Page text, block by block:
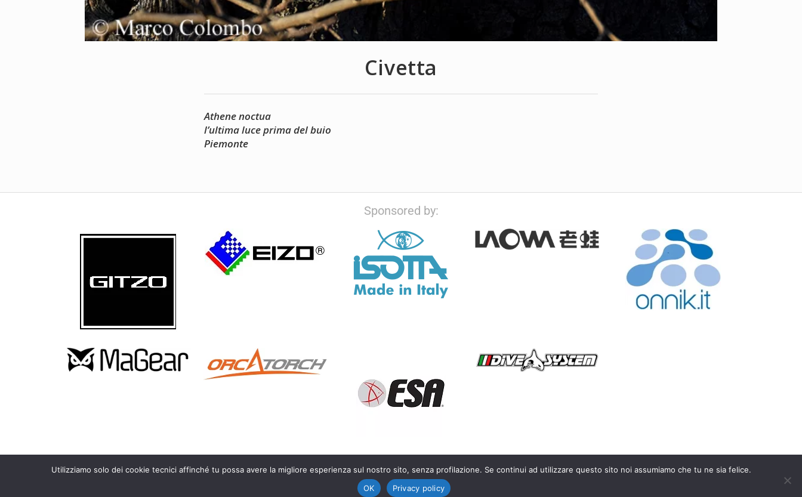
Civetta
Athene noctua
l’ultima luce prima del buio
Piemonte
Sponsored by:
Copyright 2010 – 2026 Calosoma.it – fotografia naturalistica wildlife photography – P.IVA IT03450300128 |Privacy Policy
Utilizziamo solo dei cookie tecnici affinché tu possa avere la migliore esperienza sul nostro sito, senza profilazione. Se continui ad utilizzare questo sito noi assumiamo che tu ne sia felice.
OK
Privacy policy